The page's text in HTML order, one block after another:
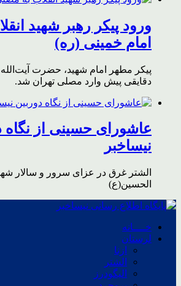
ورود پیکر رهبر شهید
امام خمینی (ره)
پیکر مطهر امام شهید،‌ حضرت
دقایقی پیش وارد مصلی تهران شد.
عاشورای حسینی از نگاه
نیساخبر
الشتر غرق در عزای سرور و سالار
الحسین(ع)
خــــانه
لرستان
ازنا
الشتر
الیگودرز